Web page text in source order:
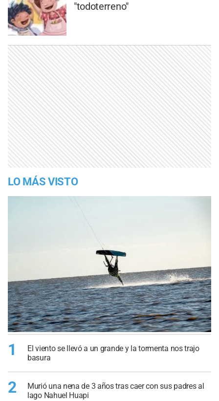
"todoterreno"
LO MÁS VISTO
1
El viento se llevó a un grande y la tormenta nos trajo
basura
2
Murió una nena de 3 años tras caer con sus padres al
lago Nahuel Huapi